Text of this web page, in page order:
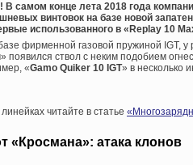
В самом конце лета 2018 года
винтовок на базе новой
использованного в «Replay 10
фирменной газовой пружиной IGT, у
ствол с неким подобием
«Gamo Quiker 10 IGT» в несколько
читайте в статье
«Кросмана»: атака клонов